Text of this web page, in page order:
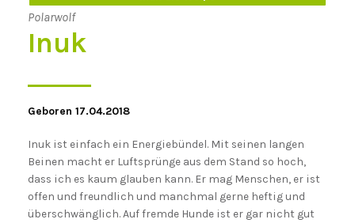
Polarwolf
Inuk
Geboren 17.04.2018
Inuk ist einfach ein Energiebündel. Mit seinen langen
Beinen macht er Luftsprünge aus dem Stand so hoch,
dass ich es kaum glauben kann. Er mag Menschen, er ist
offen und freundlich und manchmal gerne heftig und
überschwänglich. Auf fremde Hunde ist er gar nicht gut